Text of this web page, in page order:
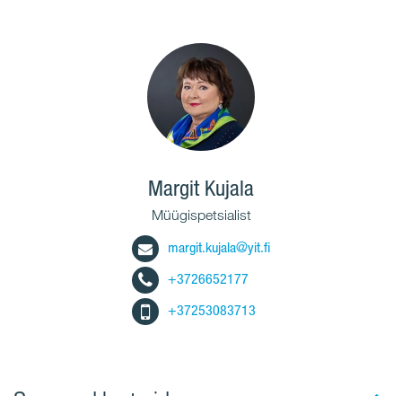
Margit Kujala
Müügispetsialist
margit.kujala@yit.fi
+3726652177
+37253083713